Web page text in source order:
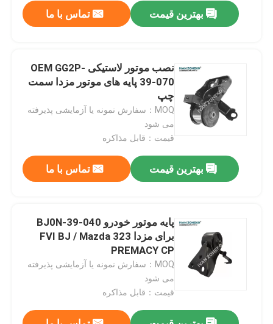
محصولات
نمایش واقعیت مجازی
درباره ما
تور کارخانه
با ما تماس بگیرید
موارد
بهترین قیمت تماس با ما
نصب موتور لاستیکی OEM GG2P-
39-070 پایه های موتور مزدا سمت
چپ
MOQ：سفارش نمونه یا آزمایشی پذیرفته
می شود
قیمت：قابل مذاکره
بهترین قیمت تماس با ما
پایه موتور خودرو BJ0N-39-040
برای مزدا 323 FVI BJ / Mazda
PREMACY CP
MOQ：سفارش نمونه یا آزمایشی پذیرفته
می شود
قیمت：قابل مذاکره